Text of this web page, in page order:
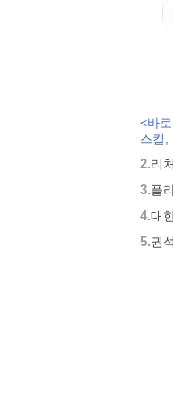
대
빛
대
대우
역)
대우
저)
대
<바
스킬,
2.리
3.플
4.대
5.권